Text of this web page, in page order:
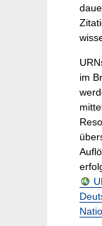
im